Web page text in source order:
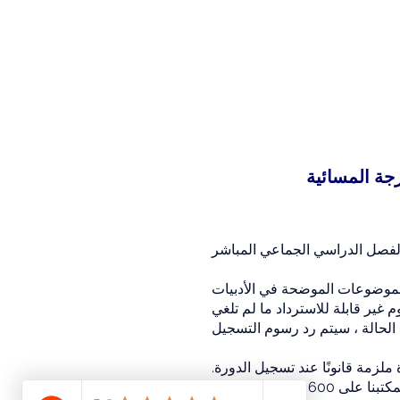
الموضحة في الأدبيات
قابلة للاسترداد ما لم تلغي
ملزمة قانونًا عند تسجيل الدورة.